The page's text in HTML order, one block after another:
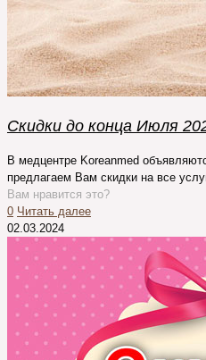
Скидки до конца Июля
В медцентре Koreanmed
предлагаем Вам скидки на все
Вам нравится это?
0 Читать далее
02.03.2024